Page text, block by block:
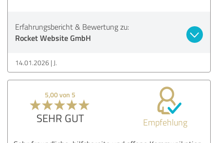
Erfahrungsbericht & Bewertung zu:
Rocket Website GmbH
14.01.2026 J.
5,00 von 5
SEHR GUT Empfehlung